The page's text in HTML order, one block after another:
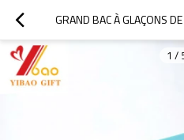
1 /